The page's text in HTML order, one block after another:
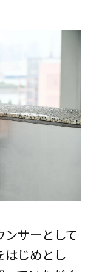
サーとして
はじめとし